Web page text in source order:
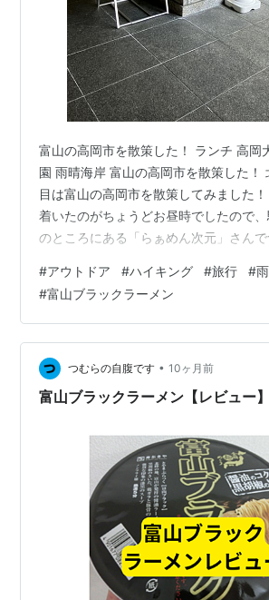
富山の高岡市を散策した！ ランチ 高岡
園 雨晴海岸 富山の高岡市を散策した！
目は富山の高岡市を散策してみました
着いたのがちょうどお昼時でしたので
のところにある「らぁめん次元」さん
てです。お店には５組ほど並んでいま
tabelog.com ランチですが、とりあえず
「魚介黒醤油ラーメン」です。家系に
見た目ほどの味の濃さは無かったです
生臭さを懸念してましたが、生臭さも無
味わいがあり、とてもおいしかった…
#アウトドア #ハイキング #旅行 #
#富山ブラックラーメン
つむらの自腹です • 10ヶ月前
富山ブラックラーメン【レビュー】